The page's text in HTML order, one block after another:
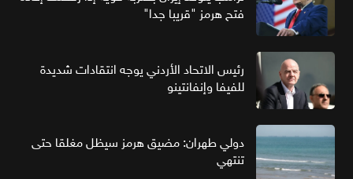
فتح هرمز "قريبا جدا"
رئيس الاتحاد الأردني يوجه انتقادات شديدة
للفيفا وإنفانتينو
دولي طهران: مضيق هرمز سيظل مغلقا حتى
تنتهي